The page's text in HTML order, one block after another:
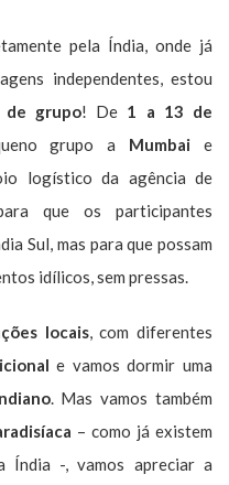
pela Índia, onde já
independentes, estou
de grupo! De 1 a 13 de
grupo a Mumbai e
logístico da agência de
que os participantes
Sul, mas para que possam
idílicos, sem pressas.
locais, com diferentes
e vamos dormir uma
. Mas vamos também
– como já existem
Índia -, vamos apreciar a